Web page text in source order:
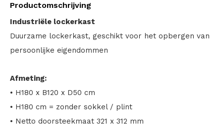
Productomschrijving
Industriële lockerkast
Duurzame lockerkast, geschikt voor het opbergen van
persoonlijke eigendommen
Afmeting:
• H180 x B120 x D50 cm
• H180 cm = zonder sokkel / plint
• Netto doorsteekmaat 321 x 312 mm